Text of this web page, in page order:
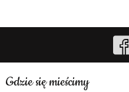
Gdzie się mieścimy